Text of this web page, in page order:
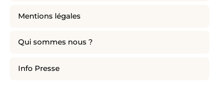
Mentions légales
Qui sommes nous ?
Info Presse